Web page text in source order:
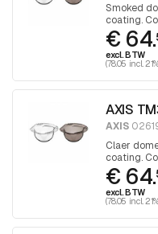
Smoked
coating.
M3216-LVE.
€
excl. BTW
(78.05 incl.
AXIS
AXIS
Claer
coating.
M3216-LVE.
€
excl. BTW
(78.05 incl.